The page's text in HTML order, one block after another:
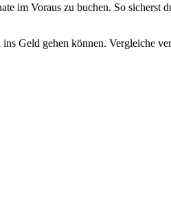
im Voraus zu buchen. So sicherst
Geld gehen können. Vergleiche